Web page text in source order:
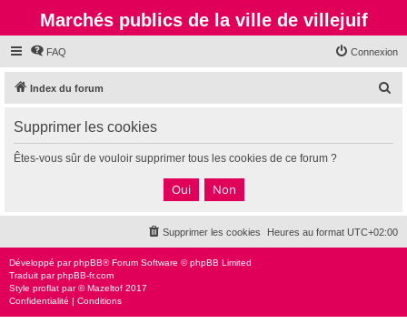
Marchés publics de la ville de villejuif
FAQ Connexion
Index du forum
c
Supprimer les cookies
Êtes-vous sûr de vouloir supprimer tous les cookies de ce forum ?
Heures au format UTC+02:00
Supprimer les cookies
Développé parphpBB® Forum Software © phpBB Limited
Traduit parphpBB-fr.com
Style proflat par ©Mazeltof 2017
Confidentialité | Conditions